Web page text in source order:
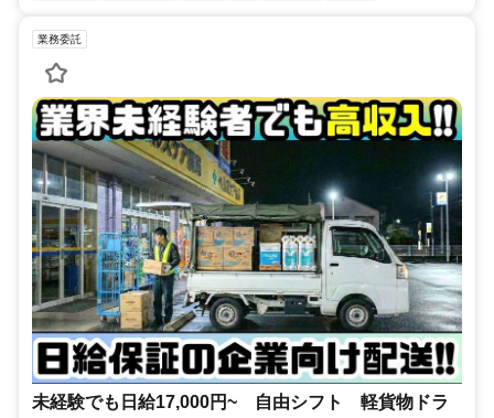
業務委託
未経験でも日給17,000円~ 自由シフト 軽貨物ドラ